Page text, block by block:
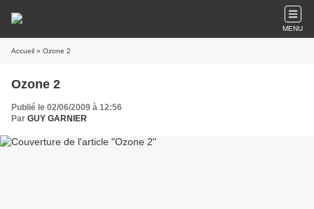
MENU
Accueil » Ozone 2
Ozone 2
Publié le 02/06/2009 à 12:56
Par GUY GARNIER